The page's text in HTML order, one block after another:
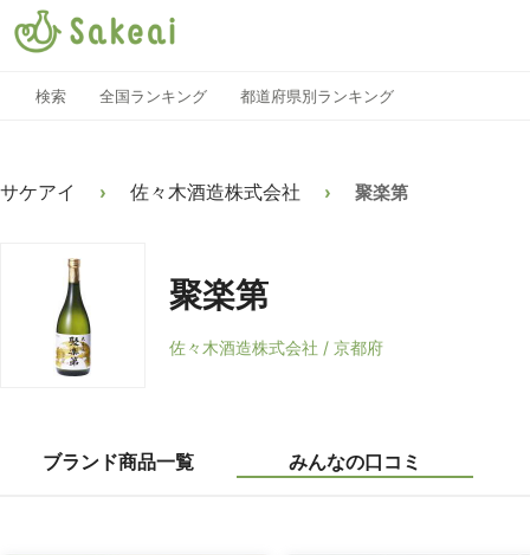
検索 全国ランキング 都道府県別ランキング
サケアイ › 佐々木酒造株式会社 › 聚楽第
聚楽第
佐々木酒造株式会社 / 京都府
ブランド商品一覧 みんなの口コミ